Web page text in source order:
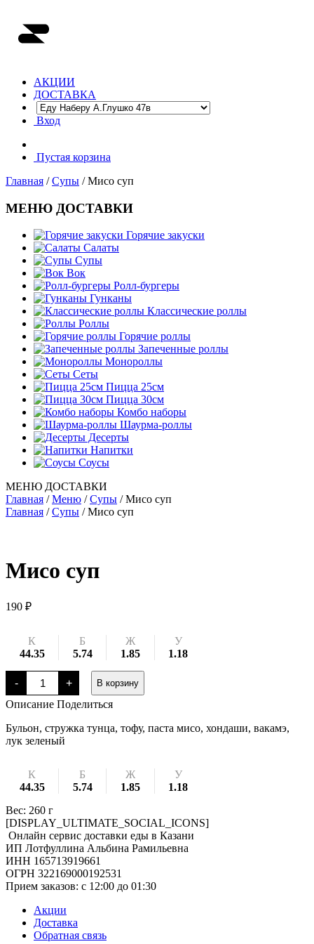
АКЦИИ
ДОСТАВКА
Вход
Пустая корзина
Главная /Супы / Мисо суп
МЕНЮ ДОСТАВКИ
Горячие закуски
Салаты
Супы
Вок
Ролл-бургеры
Гунканы
Классические роллы
Роллы
Горячие роллы
Запеченные роллы
Монороллы
Сеты
Пицца 25см
Пицца 30см
Комбо наборы
Шаурма-роллы
Десерты
Напитки
Соусы
МЕНЮ ДОСТАВКИ
Главная /Меню /Супы /Мисо суп
Главная /Супы / Мисо суп
Мисо суп
190 ₽
К
44.35
Б
5.74
Ж
1.85
У
1.18
-
Количество
товара
Мисо
суп
+ В корзину
Описание Поделиться
Бульон, стружка тунца, тофу, паста мисо, хондаши, вакамэ,
лук зеленый
К
44.35
Б
5.74
Ж
1.85
У
1.18
Вес: 260 г
[DISPLAY_ULTIMATE_SOCIAL_ICONS]
Онлайн сервис доставки еды в Казани
ИП Лотфуллина Альбина Рамильевна
ИНН 165713919661
ОГРН 322169000192531
Прием заказов: c 12:00 до 01:30
Акции
Доставка
Обратная связь